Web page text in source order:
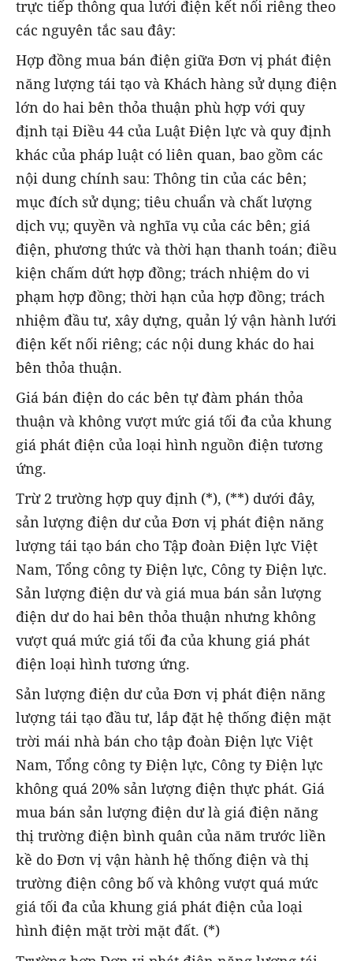
trực tiếp thông qua lưới điện kết nối riêng theo
các nguyên tắc sau đây:
Hợp đồng mua bán điện giữa Đơn vị phát điện
năng lượng tái tạo và Khách hàng sử dụng điện
lớn do hai bên thỏa thuận phù hợp với quy
định tại Điều 44 của Luật Điện lực và quy định
khác của pháp luật có liên quan, bao gồm các
nội dung chính sau: Thông tin của các bên;
mục đích sử dụng; tiêu chuẩn và chất lượng
dịch vụ; quyền và nghĩa vụ của các bên; giá
điện, phương thức và thời hạn thanh toán; điều
kiện chấm dứt hợp đồng; trách nhiệm do vi
phạm hợp đồng; thời hạn của hợp đồng; trách
nhiệm đầu tư, xây dựng, quản lý vận hành lưới
điện kết nối riêng; các nội dung khác do hai
bên thỏa thuận.
Giá bán điện do các bên tự đàm phán thỏa
thuận và không vượt mức giá tối đa của khung
giá phát điện của loại hình nguồn điện tương
ứng.
Trừ 2 trường hợp quy định (*), (**) dưới đây,
sản lượng điện dư của Đơn vị phát điện năng
lượng tái tạo bán cho Tập đoàn Điện lực Việt
Nam, Tổng công ty Điện lực, Công ty Điện lực.
Sản lượng điện dư và giá mua bán sản lượng
điện dư do hai bên thỏa thuận nhưng không
vượt quá mức giá tối đa của khung giá phát
điện loại hình tương ứng.
Sản lượng điện dư của Đơn vị phát điện năng
lượng tái tạo đầu tư, lắp đặt hệ thống điện mặt
trời mái nhà bán cho tập đoàn Điện lực Việt
Nam, Tổng công ty Điện lực, Công ty Điện lực
không quá 20% sản lượng điện thực phát. Giá
mua bán sản lượng điện dư là giá điện năng
thị trường điện bình quân của năm trước liền
kề do Đơn vị vận hành hệ thống điện và thị
trường điện công bố và không vượt quá mức
giá tối đa của khung giá phát điện của loại
hình điện mặt trời mặt đất. (*)